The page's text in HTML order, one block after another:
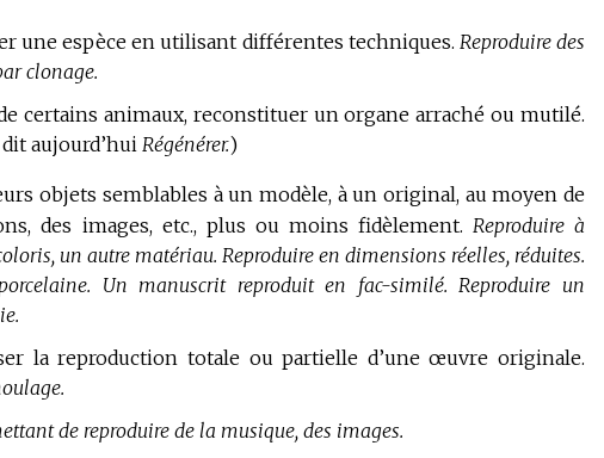
une espèce en utilisant différentes techniques. Reproduire des
clonage.
certains animaux, reconstituer un organe arraché ou mutilé.
aujourd’hui Régénérer.)
objets semblables à un modèle, à un original, au moyen de
des images, etc., plus ou moins fidèlement. Reproduire à
un autre matériau. Reproduire en dimensions réelles, réduites.
Un manuscrit reproduit en fac-similé. Reproduire un
la reproduction totale ou partielle d’une œuvre originale.
de reproduire de la musique, des images.